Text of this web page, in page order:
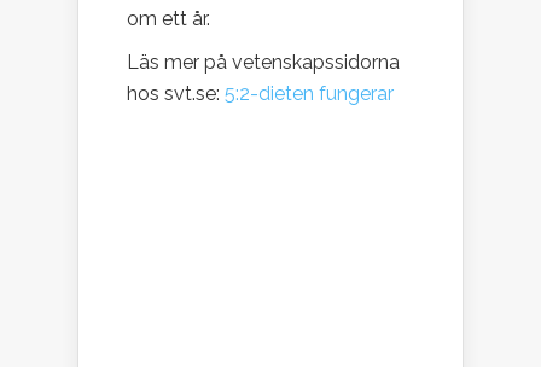
om ett år.
Läs mer på vetenskapssidorna
hos svt.se: 5:2-dieten fungerar